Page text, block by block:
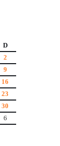
D
2
9
16
23
30
6